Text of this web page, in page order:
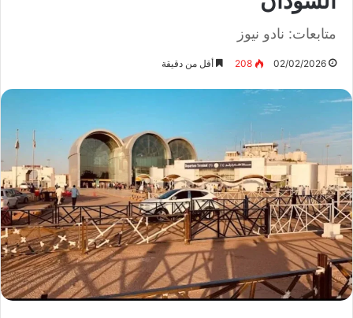
متابعات: نادو نيوز
02/02/2026
208 أقل من دقيقة